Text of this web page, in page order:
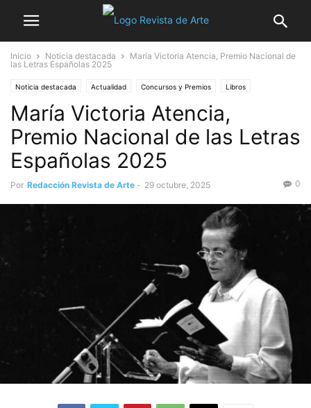
Inicio Noticia destacada
María Victoria Atencia, Premio Nacional de
las Letras Españolas 2025
Noticia destacada Actualidad Concursos y Premios Libros
María Victoria Atencia,
Premio Nacional de las Letras
Españolas 2025
Por Redacción Revista de Arte - 29 octubre, 2025 0